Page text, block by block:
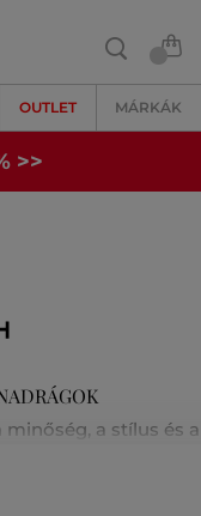
OUTLET MÁRKÁK
>>
a stílus és a
meleg és tartós